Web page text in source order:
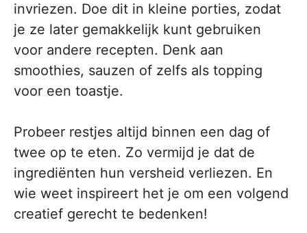
invriezen. Doe dit in kleine porties, zodat
je ze later gemakkelijk kunt gebruiken
voor andere recepten. Denk aan
smoothies, sauzen of zelfs als topping
voor een toastje.
Probeer restjes altijd binnen een dag of
twee op te eten. Zo vermijd je dat de
ingrediënten hun versheid verliezen. En
wie weet inspireert het je om een volgend
creatief gerecht te bedenken!